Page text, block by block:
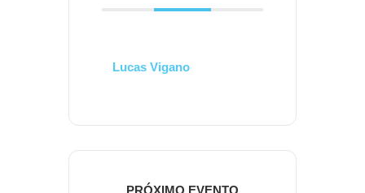
Lucas Vigano
PRÓXIMO EVENTO